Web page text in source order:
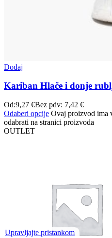
Dodaj
Kariban Hlače i donje
Od:9,27 €Bez pdv: 7,42 €
Odaberi opcije Ovaj proizvod ima
odabrati na stranici proizvoda
OUTLET
Upravljajte pristankom